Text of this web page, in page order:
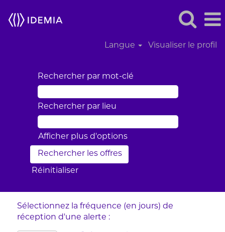
Langue Visualiser le profil
Rechercher par mot-clé
Rechercher par lieu
Afficher plus d’options
Réinitialiser
Sélectionnez la fréquence (en jours) de
réception d’une alerte :